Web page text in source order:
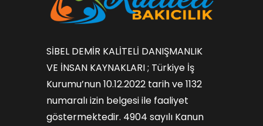
SİBEL DEMİR KALİTELİ DANIŞMANLIK
VE İNSAN KAYNAKLARI ; Türkiye İş
Kurumu’nun 10.12.2022 tarih ve 1132
numaralı izin belgesi ile faaliyet
göstermektedir. 4904 sayılı Kanun